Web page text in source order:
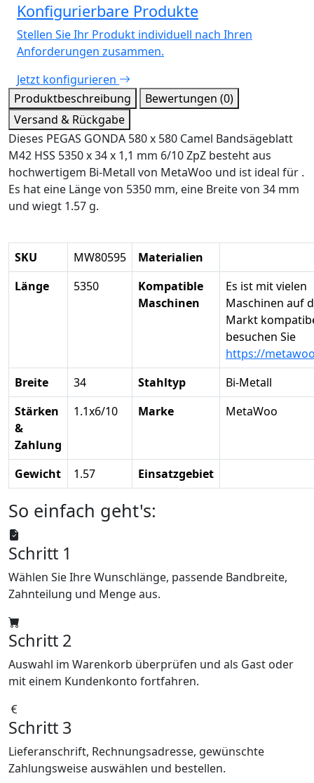
Konfigurierbare Produkte
Stellen Sie Ihr Produkt individuell nach Ihren
Anforderungen zusammen.
Jetzt konfigurieren
Produktbeschreibung
Bewertungen (0)
Versand & Rückgabe
Dieses PEGAS GONDA 580 x 580 Camel Bandsägeblatt
M42 HSS 5350 x 34 x 1,1 mm 6/10 ZpZ besteht aus
hochwertigem Bi-Metall von MetaWoo und ist ideal für .
Es hat eine Länge von 5350 mm, eine Breite von 34 mm
und wiegt 1.57 g.
SKU MW80595
Materialien
Länge
5350
Kompatible
Maschinen
Es ist mit vielen
Maschinen auf
Markt
besuchen Sie
https://
Breite
34 Stahltyp
Bi-Metall
Stärken
&
Zahlung
1.1x6/10 Marke MetaWoo
Gewicht 1.57 Einsatzgebiet
So einfach geht's:
Schritt 1
Wählen Sie Ihre Wunschlänge, passende Bandbreite,
Zahnteilung und Menge aus.
Schritt 2
Auswahl im Warenkorb überprüfen und als Gast oder
mit einem Kundenkonto fortfahren.
Schritt 3
Lieferanschrift, Rechnungsadresse, gewünschte
Zahlungsweise auswählen und bestellen.